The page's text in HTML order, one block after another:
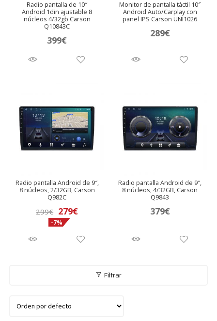
Radio pantalla de 10″
Android 1din ajustable 8
núcleos 4/32gb Carson
Q10843C
399€
Monitor de pantalla táctil 10″
Android Auto/Carplay con
panel IPS Carson UNI1026
289€
Radio pantalla Android de 9″,
8 núcleos, 2/32GB, Carson
Q982C
299€ El
precio
original
279€El
actual
-7%
Radio pantalla Android de 9″,
8 núcleos, 4/32GB, Carson
Q9843
379€
Filtrar